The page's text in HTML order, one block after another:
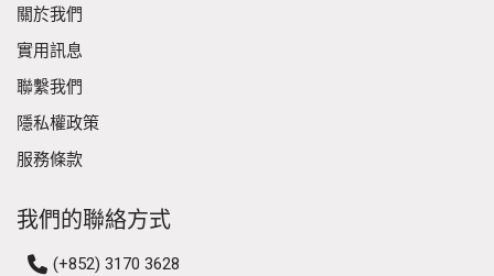
關於我們
實用訊息
聯繫我們
隱私權政策
服務條款
我們的聯絡方式
(+852) 3170 3628